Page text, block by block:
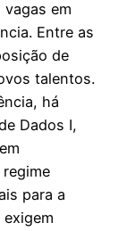
vagas em
Entre as
de
talentos.
há
Dados I,
para a